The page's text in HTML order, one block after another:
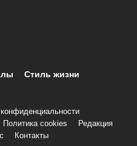
Стиль жизни
Политика cookies
Редакция
Контакты